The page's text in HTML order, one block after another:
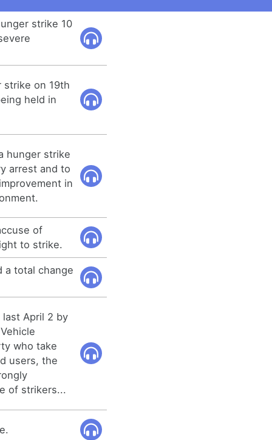
strike 10
strike on 19th
held in
hunger strike
arrest and to
in
of
to strike.
a total change
April 2 by
who take
users, the
of strikers...